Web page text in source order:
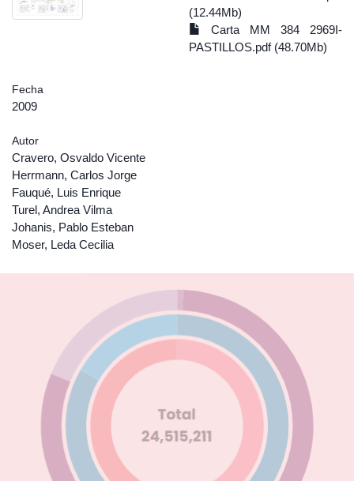
(12.44Mb)
Carta MM 384 2969I-
PASTILLOS.pdf (48.70Mb)
Fecha
2009
Autor
Cravero, Osvaldo Vicente
Herrmann, Carlos Jorge
Fauqué, Luis Enrique
Turel, Andrea Vilma
Johanis, Pablo Esteban
Moser, Leda Cecilia